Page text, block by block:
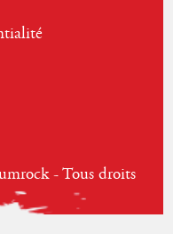
- Tous droits